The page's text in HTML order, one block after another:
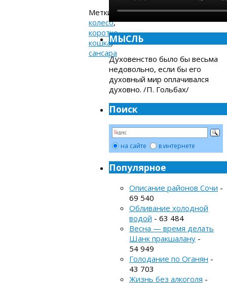
Метки:
колесо,
коротко,
кошка,
сансара
МЫСЛЬ
Духовенство было бы весьма
недовольно, если бы его
духовный мир оплачивался
духовно. /П. Гольбах/
Поиск
на сайте в интернете
Популярное
Описание районов Сочи -
69 540
Обливание холодной
водой - 63 484
Весна — время делать
Шанк пракшалану -
54 949
Голодание по Оганян -
43 703
Жизнь без алкоголя -